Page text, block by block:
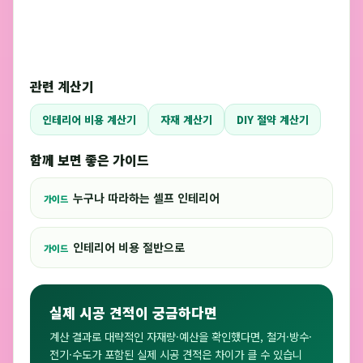
관련 계산기
인테리어 비용 계산기 자재 계산기 DIY 절약 계산기
함께 보면 좋은 가이드
가이드 누구나 따라하는 셀프 인테리어
가이드 인테리어 비용 절반으로
실제 시공 견적이 궁금하다면
계산 결과로 대략적인 자재량·예산을 확인했다면, 철거·방수·
전기·수도가 포함된 실제 시공 견적은 차이가 클 수 있습니